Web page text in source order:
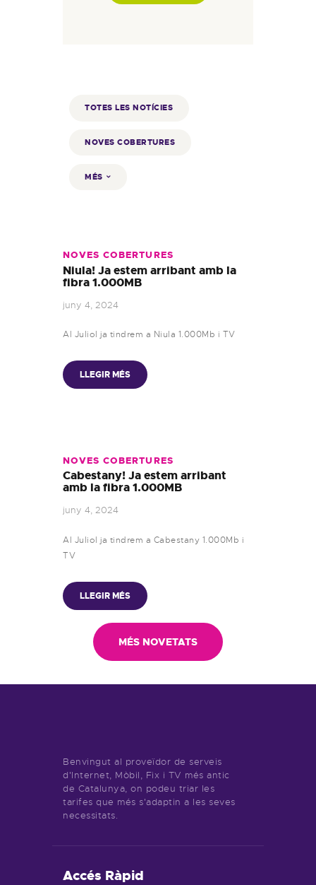
TOTES LES NOTÍCIES
NOVES COBERTURES
MÉS
NOVES COBERTURES
Niula! Ja estem arribant amb la
fibra 1.000MB
juny 4, 2024
Al Juliol ja tindrem a Niula 1.000Mb i TV
LLEGIR MÉS
NOVES COBERTURES
Cabestany! Ja estem arribant
amb la fibra 1.000MB
juny 4, 2024
Al Juliol ja tindrem a Cabestany 1.000Mb i
TV
LLEGIR MÉS
MÉS NOVETATS
Benvingut al proveïdor de serveis
d'Internet, Mòbil, Fix i TV més antic
de Catalunya, on podeu triar les
tarifes que més s'adaptin a les seves
necessitats.
Accés Ràpid